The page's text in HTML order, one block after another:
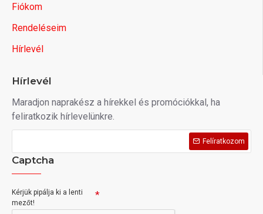
Fiókom
Rendeléseim
Hírlevél
Hírlevél
Maradjon naprakész a hírekkel és promóciókkal, ha
feliratkozik hírlevelünkre.
Felíratkozom
Captcha
Kérjük pipálja ki a lenti
mezőt!